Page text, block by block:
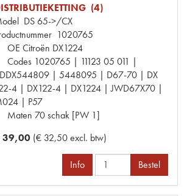
(4)
DS 65->/CX
1020765
OE Citroën DX1224
Codes 1020765 | 11123 05 011 |
| 5448095 | D67-70 | DX
4 | DX122-4 | DX1224 | JWD67X70 |
| P57
Maten 70 schak [PW 1]
39,00 (€ 32,50 excl. btw)
Info Bestel